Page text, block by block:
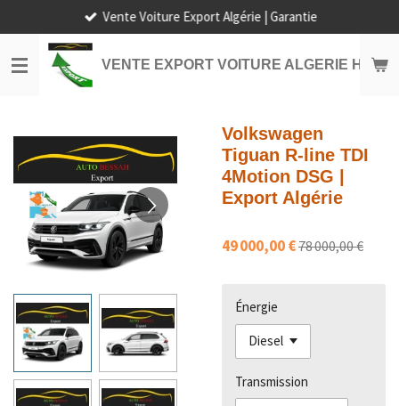
au
contenu
principal
VENTE EXPORT VOITURE ALGERIE HORS
Vente Voiture Export Algérie | Garantie
Volkswagen
Tiguan R-line TDI
4Motion DSG |
Export Algérie
49 000,00 €78 000,00 €
Énergie
Transmission